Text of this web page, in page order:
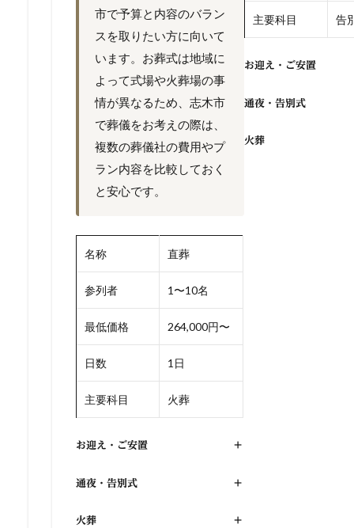
市で予算と内容のバラン
スを取りたい方に向いて
います。お葬式は地域に
よって式場や火葬場の事
情が異なるため、志木市
で葬儀をお考えの際は、
複数の葬儀社の費用やプ
ラン内容を比較しておく
と安心です。
名称 直葬
参列者 1〜10名
最低価格 264,000円〜
日数 1日
主要科目 火葬
お迎え・ご安置 +
通夜・告別式 +
火葬 +
主要科目 告
お迎え・ご安置
通夜・告別式
火葬